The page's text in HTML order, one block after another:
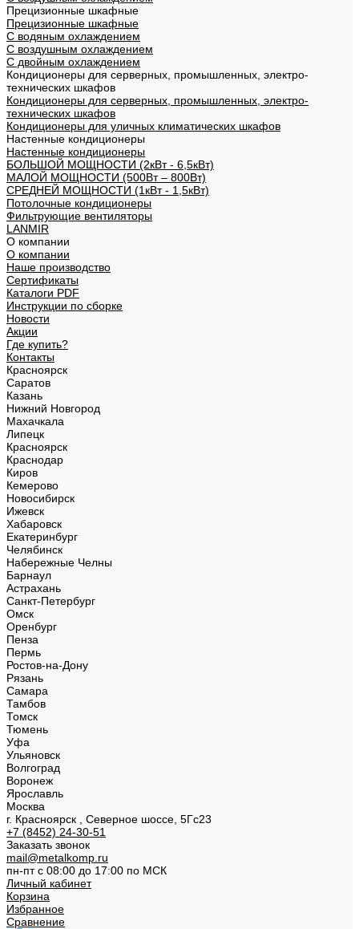
Прецизионные шкафные
Прецизионные шкафные
С водяным охлаждением
С воздушным охлаждением
С двойным охлаждением
Кондиционеры для серверных, промышленных, электро-
технических шкафов
Кондиционеры для серверных, промышленных, электро-
технических шкафов
Кондиционеры для уличных климатических шкафов
Настенные кондиционеры
Настенные кондиционеры
БОЛЬШОЙ МОЩНОСТИ (2кВт - 6,5кВт)
МАЛОЙ МОЩНОСТИ (500Вт – 800Вт)
СРЕДНЕЙ МОЩНОСТИ (1кВт - 1,5кВт)
Потолочные кондиционеры
Фильтрующие вентиляторы
LANMIR
О компании
О компании
Наше производство
Сертификаты
Каталоги PDF
Инструкции по сборке
Новости
Акции
Где купить?
Контакты
Красноярск
Саратов
Казань
Нижний Новгород
Махачкала
Липецк
Красноярск
Краснодар
Киров
Кемерово
Новосибирск
Ижевск
Хабаровск
Екатеринбург
Челябинск
Набережные Челны
Барнаул
Астрахань
Санкт-Петербург
Омск
Оренбург
Пенза
Пермь
Ростов-на-Дону
Рязань
Самара
Тамбов
Томск
Тюмень
Уфа
Ульяновск
Волгоград
Воронеж
Ярославль
Москва
г. Красноярск , Северное шоссе, 5Гс23
+7 (8452) 24-30-51
Заказать звонок
mail@metalkomp.ru
пн-пт с 08:00 до 17:00 по МСК
Личный кабинет
Корзина
Избранное
Сравнение